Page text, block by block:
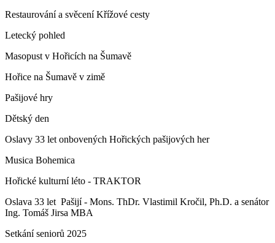
Restaurování a svěcení Křížové cesty
Letecký pohled
Masopust v Hořicích na Šumavě
Hořice na Šumavě v zimě
Pašijové hry
Dětský den
Oslavy 33 let onbovených Hořických pašijových her
Musica Bohemica
Hořické kulturní léto - TRAKTOR
Oslava 33 let Pašijí - Mons. ThDr. Vlastimil Kročil, Ph.D. a senátor
Ing. Tomáš Jirsa MBA
Setkání seniorů 2025